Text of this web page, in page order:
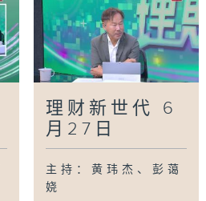
理财新世代 6
月27日
主持：黄玮杰、彭蔼
娆